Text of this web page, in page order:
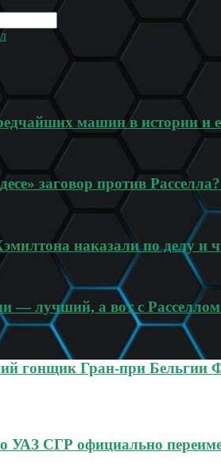
машин в истории
заговор против
наказали по делу и
— лучший, а вот с
гонщик Гран-при Бельгии
УАЗ СГР официально